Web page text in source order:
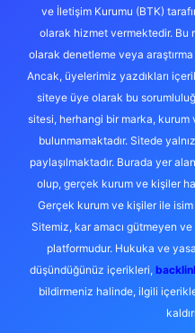
ve İletişim Kurumu (BTK)
olarak hizmet vermektedir.
olarak denetleme veya
Ancak, üyelerimiz yazdıkları
siteye üye olarak bu
sitesi, herhangi bir marka, kurum
bulunmamaktadır. Sitede
paylaşılmaktadır. Burada yer
olup, gerçek kurum ve kişiler
Gerçek kurum ve kişiler ile
Sitemiz, kar amacı gütmeyen
platformudur. Hukuka ve
düşündüğünüz içerikleri,
bildirmeniz halinde, ilgili